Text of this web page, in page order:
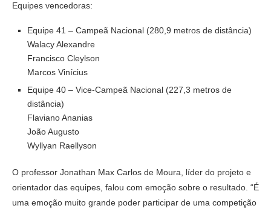
Equipes vencedoras:
Equipe 41 – Campeã Nacional (280,9 metros de distância)
Walacy Alexandre
Francisco Cleylson
Marcos Vinícius
Equipe 40 – Vice-Campeã Nacional (227,3 metros de
distância)
Flaviano Ananias
João Augusto
Wyllyan Raellyson
O professor Jonathan Max Carlos de Moura, líder do projeto e
orientador das equipes, falou com emoção sobre o resultado. “É
uma emoção muito grande poder participar de uma competição